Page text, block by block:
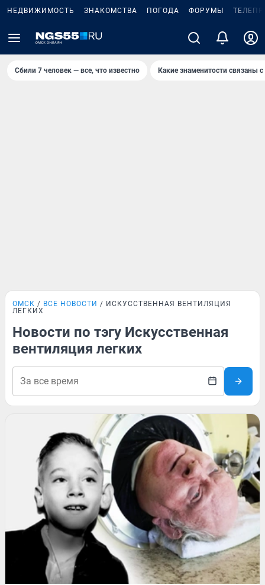
НЕДВИЖИМОСТЬ ЗНАКОМСТВА ПОГОДА ФОРУМЫ
Сбили 7 человек — все, что известно Какие знаменитости связаны
ОМСК ВСЕ НОВОСТИ
ИСКУССТВЕННАЯ ВЕНТИЛЯЦИЯ
ЛЕГКИХ
Новости по тэгу Искусственная
вентиляция легких